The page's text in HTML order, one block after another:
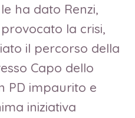
ha dato Renzi,
la crisi,
il percorso della
Capo dello
PD impaurito e
iniziativa